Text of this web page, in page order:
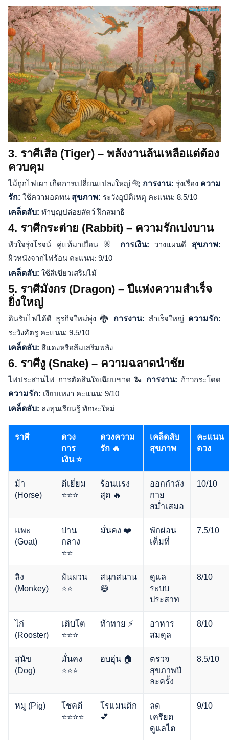
3. ราศีเสือ (Tiger) – พลังงานล้นเหลือแต่ต้อง
ควบคุม
ไม้ถูกไฟเผา เกิดการเปลี่ยนแปลงใหญ่ 🐅 การงาน: รุ่งเรือง ความ
รัก: ใช้ความอดทน สุขภาพ: ระวังอุบัติเหตุ คะแนน: 8.5/10
เคล็ดลับ: ทำบุญปล่อยสัตว์ ฝึกสมาธิ
4. ราศีกระต่าย (Rabbit) – ความรักเบ่งบาน
หัวใจรุ่งโรจน์ คู่แท้มาเยือน 🐰 การเงิน: วางแผนดี สุขภาพ:
ผิวหนังจากไฟร้อน คะแนน: 9/10
เคล็ดลับ: ใช้สีเขียวเสริมไม้
5. ราศีมังกร (Dragon) – ปีแห่งความสำเร็จ
ยิ่งใหญ่
ดินรับไฟได้ดี ธุรกิจใหม่พุ่ง 🐉 การงาน: สำเร็จใหญ่ ความรัก:
ระวังศัตรู คะแนน: 9.5/10
เคล็ดลับ: สีแดงหรือส้มเสริมพลัง
6. ราศีงู (Snake) – ความฉลาดนำชัย
ไฟประสานไฟ การตัดสินใจเฉียบขาด 🐍 การงาน: ก้าวกระโดด
ความรัก: เงียบเหงา คะแนน: 9/10
เคล็ดลับ: ลงทุนเรียนรู้ ทักษะใหม่
ราศี
ดวง
การ
เงิน ⭐
ดวงความ
รัก 🔥
เคล็ดลับ
สุขภาพ
คะแนน
ดวง
ม้า
(Horse)
ดีเยี่ยม
⭐⭐⭐
ร้อนแรง
สุด 🔥
ออกกำลัง
กาย
สม่ำเสมอ
10/10
แพะ
(Goat)
ปาน
กลาง
⭐⭐
มั่นคง ❤️
พักผ่อน
เต็มที่
7.5/10
ลิง
(Monkey)
ผันผวน
⭐⭐
สนุกสนาน
😄
ดูแล
ระบบ
ประสาท
8/10
ไก่
(Rooster)
เติบโต
⭐⭐⭐
ท้าทาย ⚡
อาหาร
สมดุล
8/10
สุนัข
(Dog)
มั่นคง
⭐⭐⭐
อบอุ่น 🏠
ตรวจ
สุขภาพปี
ละครั้ง
8.5/10
หมู (Pig)
โชคดี
⭐⭐⭐⭐
โรแมนติก
💕
ลด
เครียด
ดูแลไต
9/10